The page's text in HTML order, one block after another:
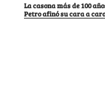
La casona más de 100
Petro afinó su cara a